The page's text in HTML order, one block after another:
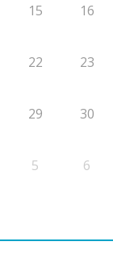
15 16
22 23
29 30
5 6